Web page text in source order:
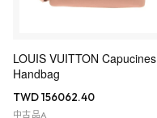
LOUIS VUITTON Capucines
Handbag
TWD 156062.40
中古品A